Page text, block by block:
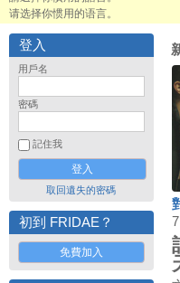
请选择你惯用的语言。
登入
用戶名
密碼
記住我
取回遺失的密碼
初到 FRIDAE？
免費加入